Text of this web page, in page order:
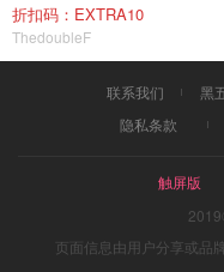
折扣码：EXTRA10
ThedoubleF
联系我们 黑
隐私条款
触屏版
页面信息由用户分享或品